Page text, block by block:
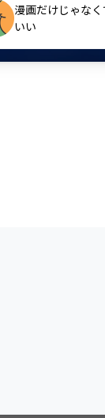
漫画だけじゃな
いい
紙の雑誌買うよ